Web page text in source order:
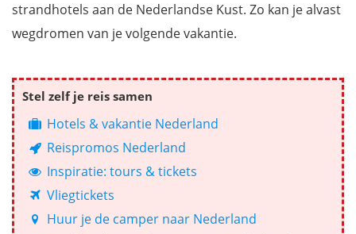
strandhotels aan de Nederlandse Kust. Zo kan je alvast
wegdromen van je volgende vakantie.
Stel zelf je reis samen
Hotels & vakantie Nederland
Reispromos Nederland
Inspiratie: tours & tickets
Vliegtickets
Huur je de camper naar Nederland